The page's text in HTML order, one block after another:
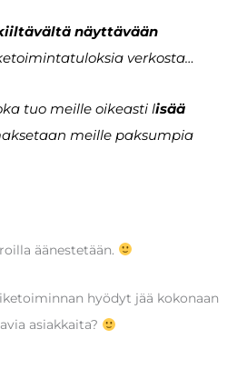
näyttävään
verkosta…
tuo meille oikeasti lisää
meille paksumpia
äänestetään.
hyödyt jää kokonaan
asiakkaita?